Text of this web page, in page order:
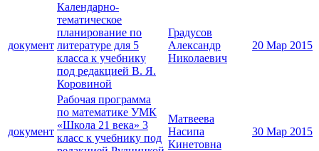
документ
Календарно-
тематическое
планирование по
литературе для 5
класса к учебнику
под редакцией В. Я.
Коровиной
Градусов
Александр
Николаевич
20 Мар 2015
документ
Рабочая программа
по математике УМК
«Школа 21 века» 3
класс к учебнику под
Матвеева
Насипа
Кинетовна
30 Мар 2015